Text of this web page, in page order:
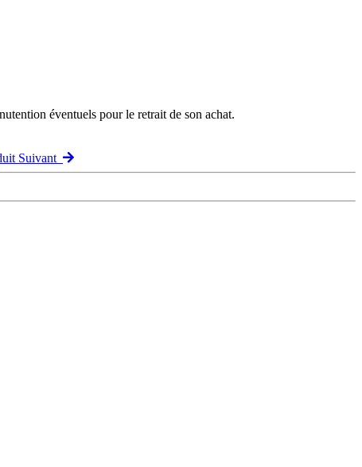
éventuels pour le retrait de son achat.
Suivant